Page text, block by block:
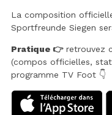
La composition
Sportfreunde Siegen
Pratique 👉retrouvez
(compos officielles,
programme TV Foot 👇